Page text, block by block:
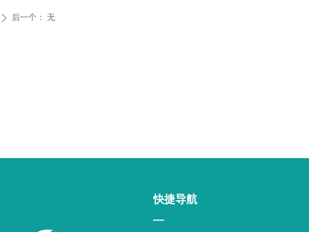
ꄲ 后一个： 无
快捷导航
—